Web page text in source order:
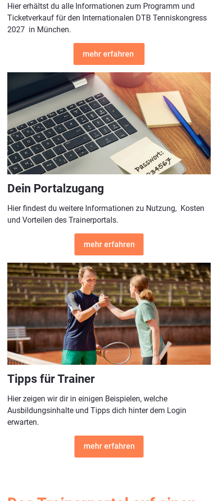
Hier erhältst du alle Informationen zum Programm und
Ticketverkauf für den Internationalen DTB Tenniskongress
2027 in München.
mehr erfahren
Dein Portalzugang
Hier findest du weitere Informationen zu Nutzung, Kosten
und Vorteilen des Trainerportals.
mehr erfahren
Tipps für Trainer
Hier zeigen wir dir in einigen Beispielen, welche
Ausbildungsinhalte und Tipps dich hinter dem Login
erwarten.
mehr erfahren